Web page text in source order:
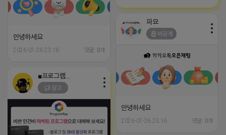
안녕하세요
2026-01-26 23:16 댓글: 0개
파묘
비공개
안녕하세요
2026-01-26 23:16 댓글: 0개
광고